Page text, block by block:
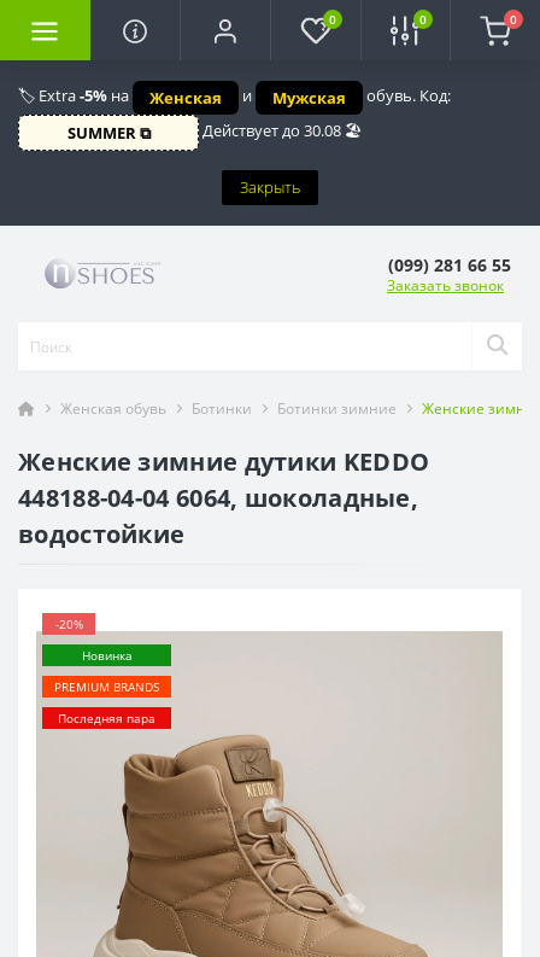
🏷️ Extra-5% на Женская и Мужская
обувь. Код:
SUMMER ⧉
Действует до 30.08 🏖️
Закрыть
0 0 0
(099) 281 66 55
Заказать звонок
Женская обувь Ботинки Ботинки зимние Женские
Женские зимние дутики KEDDO
448188-04-04 6064, шоколадные,
водостойкие
-20%
Новинка
PREMIUM BRANDS
Последняя пара